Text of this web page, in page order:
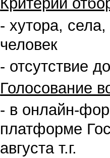
- хутора,
человек
- отсутствие
Голосование
- в онлайн-
платформе
августа т.г.